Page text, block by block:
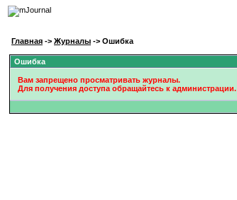
Главная -> Журналы -> Ошибка
Ошибка
Вам запрещено просматривать журналы.
Для получения доступа обращайтесь к администрации.